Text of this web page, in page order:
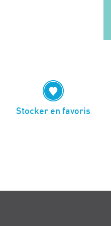
Stocker en favoris